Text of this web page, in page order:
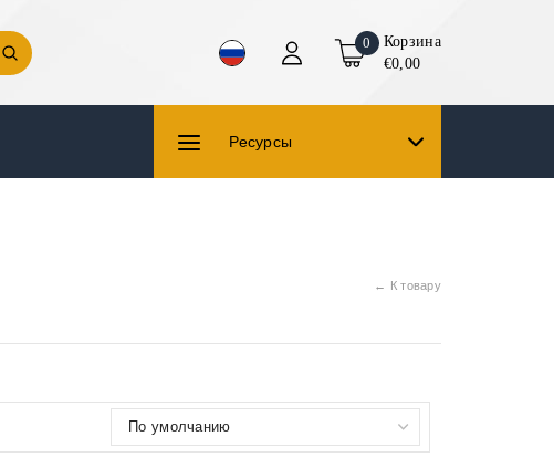
0
Корзина
€0,00
Ресурсы
← К товару